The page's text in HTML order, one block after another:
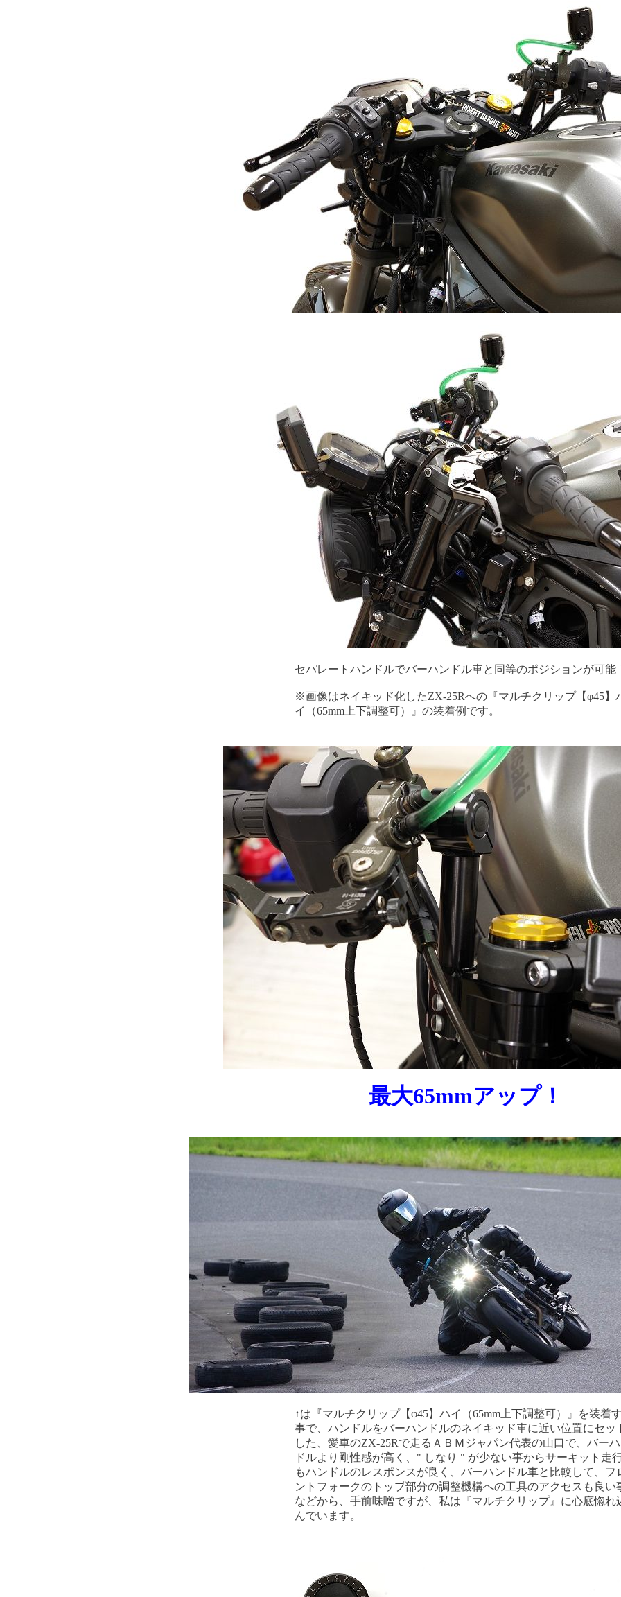
セパレートハンドルでバーハンドル車と同等のポジションが可能
※画像はネイキッド化したZX-25Rへの『マルチクリップ【φ45】
イ（65mm上下調整可）』の装着例です。
最大65mmアップ！
↑は『マルチクリップ【φ45】ハイ（65mm上下調整可）』を装着
事で、ハンドルをバーハンドルのネイキッド車に近い位置にセッ
した、愛車のZX-25Rで走るＡＢＭジャパン代表の山口で、バー
ドルより剛性感が高く、" しなり " が少ない事からサーキット走
もハンドルのレスポンスが良く、バーハンドル車と比較して、フ
ントフォークのトップ部分の調整機構への工具のアクセスも良い
などから、手前味噌ですが、私は『マルチクリップ』に心底惚れ
んでいます。